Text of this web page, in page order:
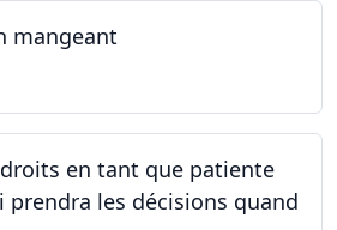
mangeant
en tant que patiente
les décisions quand